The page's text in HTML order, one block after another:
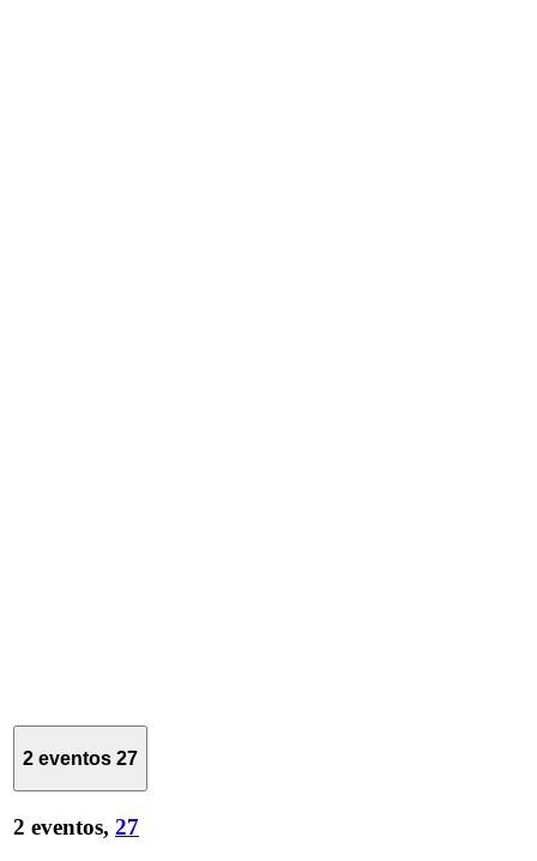
2 eventos 27
2 eventos, 27